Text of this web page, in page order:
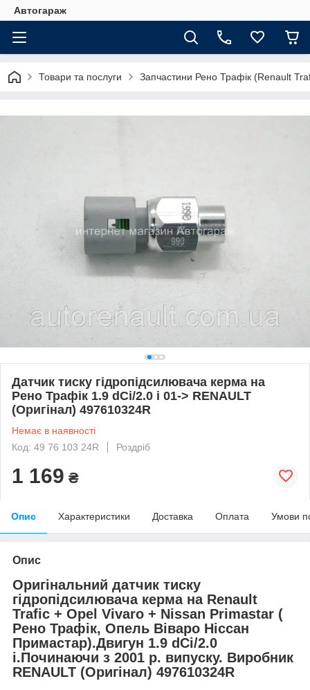
Автогараж
Товари та послуги Запчастини Рено Трафік (Renault
Датчик тиску гідропідсилювача керма на
Рено Трафік 1.9 dCi/2.0 i 01-> RENAULT
(Оригінал) 497610324R
Немає в наявності
Код: 49 76 103 24R
Роздріб
1 169 ₴
Опис Характеристики Доставка Оплата Умови
Опис
Оригінальний датчик тиску
гідропідсилювача керма на Renault
Trafic + Opel Vivaro + Nissan Primastar (
Рено Трафік, Опель Віваро Ніссан
Примастар).Двигун 1.9 dCi/2.0
i.Починаючи з 2001 р. випуску. Виробник
RENAULT (Оригінал) 497610324R